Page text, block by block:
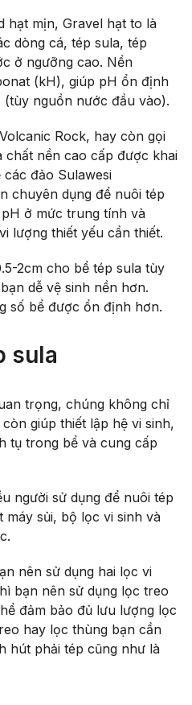
hạt mịn, Gravel hạt to là
dòng cá, tép sula, tép
ở ngưỡng cao. Nền
(kH), giúp pH ổn định
nguồn nước đầu vào).
Rock, hay còn gọi
chất nền cao cấp được khai
đảo Sulawesi
chuyên dụng để nuôi tép
ở mức trung tính và
lượng thiết yếu cần thiết.
2cm cho bể tép sula tùy
dễ vệ sinh nền hơn.
số bể được ổn định hơn.
sula
trọng, chúng không chỉ
giúp thiết lập hệ vi sinh,
tụ trong bể và cung cấp
người sử dụng để nuôi tép
máy sủi, bộ lọc vi sinh và
nên sử dụng hai lọc vi
bạn nên sử dụng lọc treo
đảm bảo đủ lưu lượng lọc
hay lọc thùng bạn cần
hút phải tép cũng như là